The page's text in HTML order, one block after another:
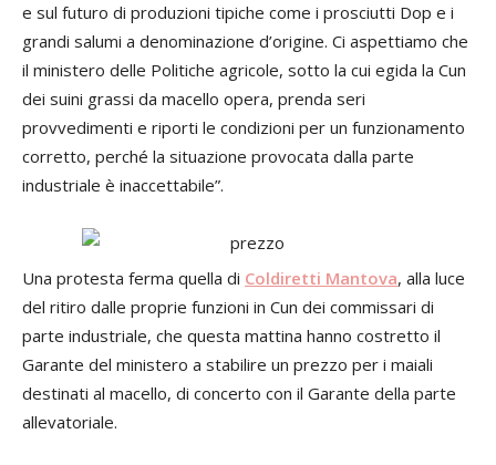
e sul futuro di produzioni tipiche come i prosciutti Dop e i
grandi salumi a denominazione d’origine. Ci aspettiamo che
il ministero delle Politiche agricole, sotto la cui egida la Cun
dei suini grassi da macello opera, prenda seri
provvedimenti e riporti le condizioni per un funzionamento
corretto, perché la situazione provocata dalla parte
industriale è inaccettabile”.
Una protesta ferma quella di Coldiretti Mantova, alla luce
del ritiro dalle proprie funzioni in Cun dei commissari di
parte industriale, che questa mattina hanno costretto il
Garante del ministero a stabilire un prezzo per i maiali
destinati al macello, di concerto con il Garante della parte
allevatoriale.